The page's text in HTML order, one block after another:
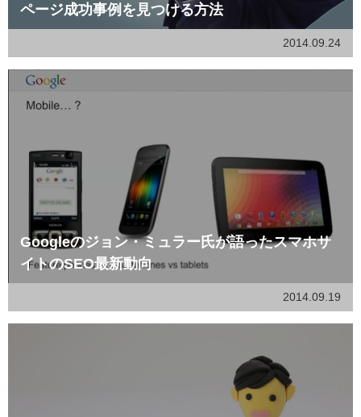
ページ成功事例を見つける方法
2014.09.24
Googleのジョン・ミュラー氏が語ったスマホサ
イトのSEO最新動向
2014.09.19